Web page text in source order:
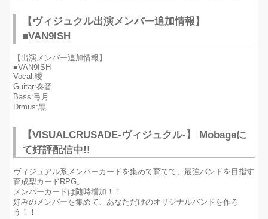
【ヴィジュクル出演メンバー追加情報】
■VAN9ISH
【出演メンバー追加情報】
■VAN9ISH
Vocal:曖
Guitar:奏音
Bass:弓月
Drmus:黒
【VISUALCRUSADE-ヴィジュクル-】 Mobageに
て好評配信中!!
ヴィジュアル系メンバーカードを集めて育てて、最強バンドを目指す
育成型カードRPG。
メンバーカードは随時増加！！
好みのメンバーを集めて、あなただけのオリジナルバンドを作ろ
う！！